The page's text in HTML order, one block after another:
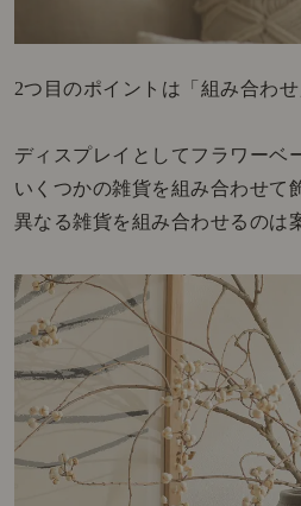
2つ目のポイントは「組み合わせ
ディスプレイとしてフラワーベ
いくつかの雑貨を組み合わせて
異なる雑貨を組み合わせるのは